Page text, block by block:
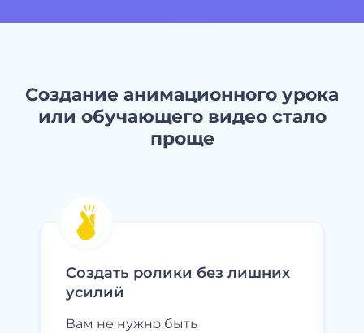
Создание анимационного урока
или обучающего видео стало
проще
Создать ролики без лишних
усилий
Вам не нужно быть